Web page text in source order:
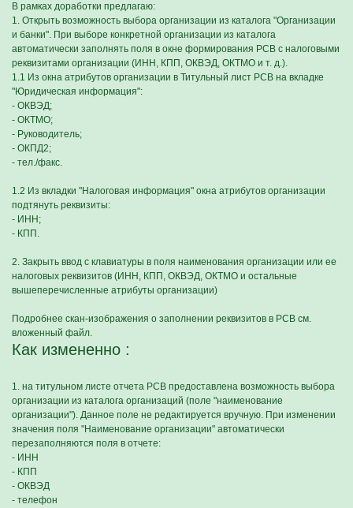
В рамках доработки предлагаю:
1. Открыть возможность выбора организации из каталога "Организации
и банки". При выборе конкретной организации из каталога
автоматически заполнять поля в окне формирования РСВ с налоговыми
реквизитами организации (ИНН, КПП, ОКВЭД, ОКТМО и т. д.).
1.1 Из окна атрибутов организации в Титульный лист РСВ на вкладке
"Юридическая информация":
- ОКВЭД;
- ОКТМО;
- Руководитель;
- ОКПД2;
- тел./факс.
1.2 Из вкладки "Налоговая информация" окна атрибутов организации
подтянуть реквизиты:
- ИНН;
- КПП.
2. Закрыть ввод с клавиатуры в поля наименования организации или ее
налоговых реквизитов (ИНН, КПП, ОКВЭД, ОКТМО и остальные
вышеперечисленные атрибуты организации)
Подробнее скан-изображения о заполнении реквизитов в РСВ см.
вложенный файл.
Как измененно :
1. на титульном листе отчета РСВ предоставлена возможность выбора
организации из каталога организаций (поле "наименование
организации"). Данное поле не редактируется вручную. При изменении
значения поля "Наименование организации" автоматически
перезаполняются поля в отчете:
- ИНН
- КПП
- ОКВЭД
- телефон